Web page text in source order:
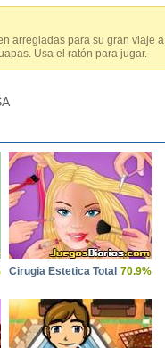
arregladas para su gran viaje a
Usa el ratón para jugar.
Cirugia Estetica Total 70.9%